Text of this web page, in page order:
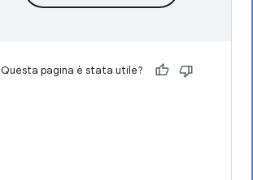
Questa pagina è stata utile?